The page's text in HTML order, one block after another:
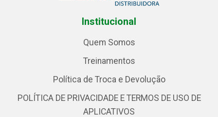
Institucional
Quem Somos
Treinamentos
Política de Troca e Devolução
POLÍTICA DE PRIVACIDADE E TERMOS DE USO DE
APLICATIVOS